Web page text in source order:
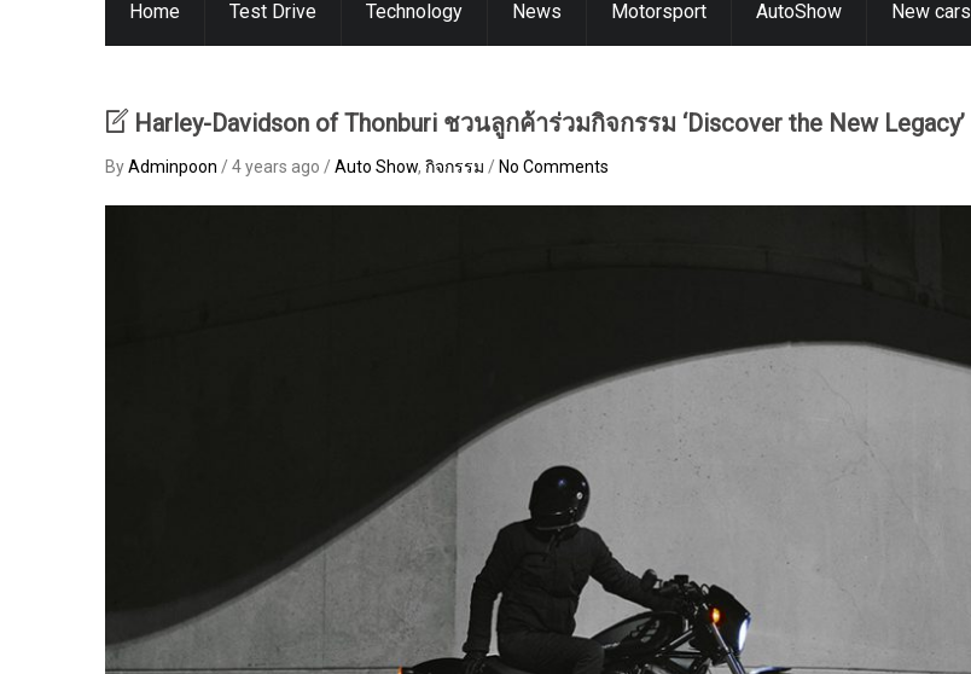
Home Test Drive Technology News Motorsport AutoShow New cars
Harley-Davidson of Thonburi ชวนลูกค้าร่วมกิจกรรม ‘Discover the New Legacy’
ByAdminpoon / 4 years ago /Auto Show, กิจกรรม / No Comments